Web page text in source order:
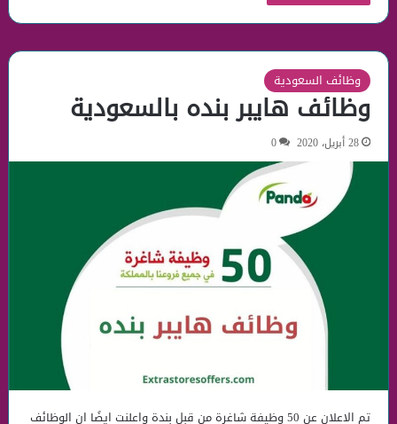
وظائف السعودية
وظائف هايبر بنده بالسعودية
28 أبريل، 2020 0
تم الاعلان عن 50 وظيفة شاغرة من قبل بندة واعلنت ايضًا ان الوظائف